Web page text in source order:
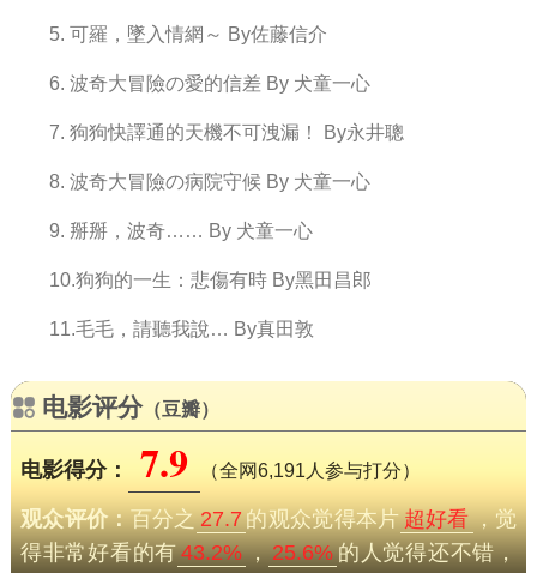
5. 可羅，墜入情網～ By佐藤信介
6. 波奇大冒險の愛的信差 By 犬童一心
7. 狗狗快譯通的天機不可洩漏！ By永井聰
8. 波奇大冒險の病院守候 By 犬童一心
9. 掰掰，波奇…… By 犬童一心
10.狗狗的一生：悲傷有時 By黑田昌郎
11.毛毛，請聽我說… By真田敦
电影评分（豆瓣）
电影得分： 7.9 （全网6,191人参与打分）
观众评价：百分之27.7的观众觉得本片超好看，觉
得非常好看的有43.2%，25.6%的人觉得还不错，